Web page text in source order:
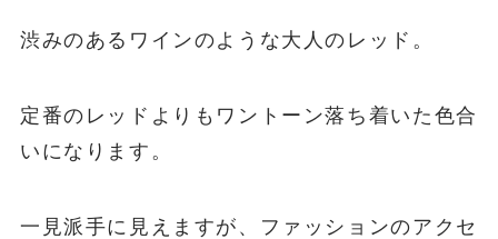
渋みのあるワインのような大人のレッド。
定番のレッドよりもワントーン落ち着いた色合
いになります。
一見派手に見えますが、ファッションのアクセ